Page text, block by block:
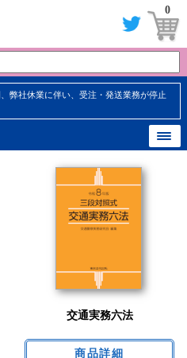
0
弊社休業に伴い、受注・発送業務が停止
交通実務六法